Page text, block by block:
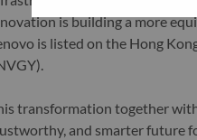
is building a more
is listed on the Hong
transformation together
and smarter future